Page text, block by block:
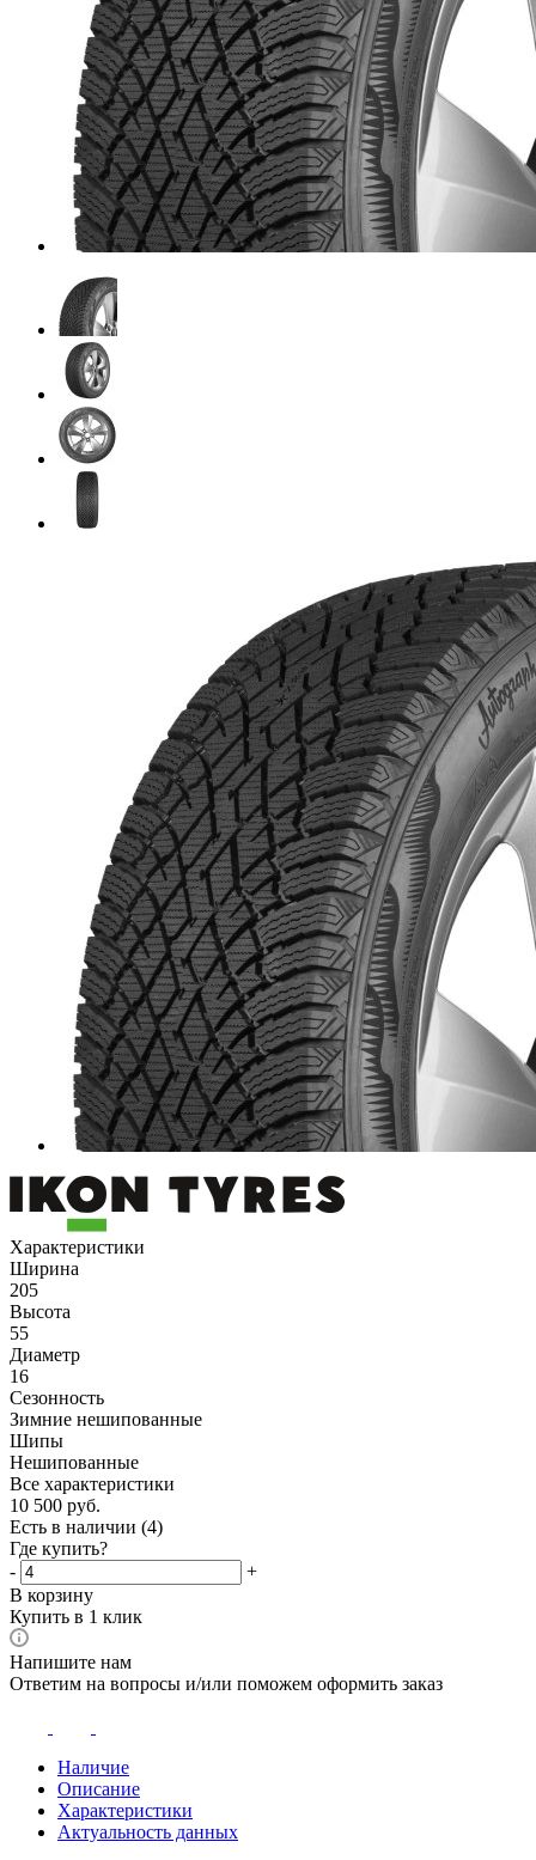
Характеристики
Ширина
205
Высота
55
Диаметр
16
Сезонность
Зимние нешипованные
Шипы
Нешипованные
Все характеристики
10 500 руб.
Есть в наличии (4)
Где купить?
-
+
В корзину
Купить в 1 клик
Напишите нам
Ответим на вопросы и/или поможем оформить заказ
Наличие
Описание
Характеристики
Актуальность данных